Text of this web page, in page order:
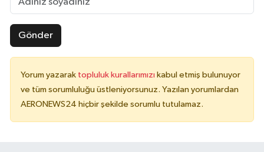
Gönder
Yorum yazarak topluluk kurallarımızı kabul etmiş bulunuyor
ve tüm sorumluluğu üstleniyorsunuz. Yazılan yorumlardan
AERONEWS24 hiçbir şekilde sorumlu tutulamaz.